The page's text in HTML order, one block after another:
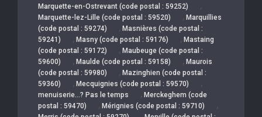
Marquette-en-Ostrevant (code postal : 59252) ,
Marquette-lez-Lille (code postal : 59520) , Marquillies
(code postal : 59274)
, Masnières (code postal :
59241)
, Masny (code postal : 59176) , Mastaing
(code postal : 59172)
, Maubeuge (code postal :
59600)
, Maulde (code postal : 59158) , Maurois
(code postal : 59980)
, Mazinghien (code postal :
59360)
, Mecquignies (code postal : 59570) ,
menuiserie…? Pas le temps , Merckeghem (code
postal : 59470)
, Mérignies (code postal : 59710) ,